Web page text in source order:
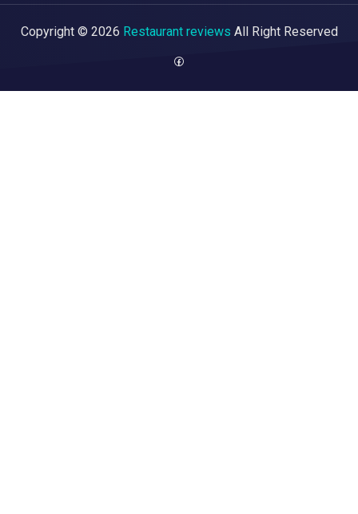
Copyright © 2026 Restaurant reviews All Right Reserved